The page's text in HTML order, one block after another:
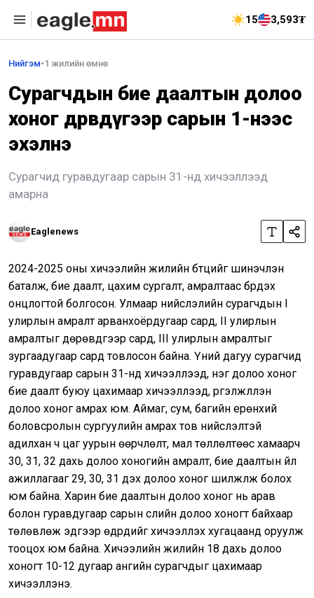
15 3,593₮
Нийгэм•1 жилийн өмнө
Сурагчдын бие даалтын долоо
хоног дөрөвдүгээр сарын 1-нээс
эхэлнэ
Сурагчид гуравдугаар сарын 31-нд хичээллээд
амарна
Eaglenews
2024-2025 оны хичээлийн жилийн бүтцийг шинэчлэн
баталж, бие даалт, цахим сургалт, амралтаас бүрдэх
онцлогтой болгосон. Улмаар нийслэлийн сурагчдын I
улирлын амралт арванхоёрдугаар сард, II улирлын
амралтыг дөрөвдүгээр сард, III улирлын амралтыг
зургаадугаар сард товлосон байна. Үүний дагуу сурагчид
гуравдугаар сарын 31-нд хичээллээд, нэг долоо хоног
бие даалт буюу цахимаар хичээллээд, үргэлжлүүлэн
долоо хоног амрах юм. Аймаг, сум, багийн ерөнхий
боловсролын сургуулийн амрах тов нийслэлтэй
адилхан ч цаг уурын өөрчлөлт, мал төллөлтөөс хамаарч
30, 31, 32 дахь долоо хоногийн амралт, бие даалтын үйл
ажиллагааг 29, 30, 31 дэх долоо хоног шилжүүлж болох
юм байна. Харин бие даалтын долоо хоног нь арав
болон гуравдугаар сарын сүүлийн долоо хоногт байхаар
төлөвлөж эдгээр өдрүүдийг хичээллэх хугацаанд оруулж
тооцох юм байна. Хичээлийн жилийн 18 дахь долоо
хоногт 10-12 дугаар ангийн сурагчдыг цахимаар
хичээллэнэ.